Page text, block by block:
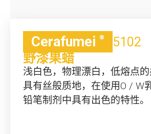
Cerafumei ®
5102
野漆果蜡
浅白色，物理漂白，低熔点的
具有丝般质地，在使用O / W
铅笔制剂中具有出色的特性。